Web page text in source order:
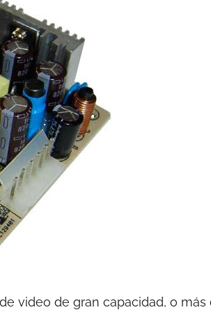
video de gran capacidad, o más